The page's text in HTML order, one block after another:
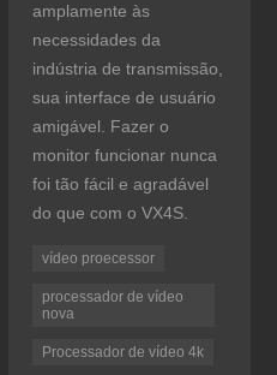
amplamente às
necessidades da
indústria de transmissão,
sua interface de usuário
amigável. Fazer o
monitor funcionar nunca
foi tão fácil e agradável
do que com o VX4S.
vídeo proecessor
processador de vídeo
nova
Processador de vídeo 4k